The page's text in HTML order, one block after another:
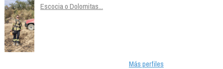
Escocia o Dolomitas...
Más perfiles